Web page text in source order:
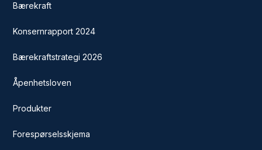
Bærekraft
Konsernrapport 2024
Bærekraftstrategi 2026
Åpenhetsloven
Produkter
Forespørselsskjema